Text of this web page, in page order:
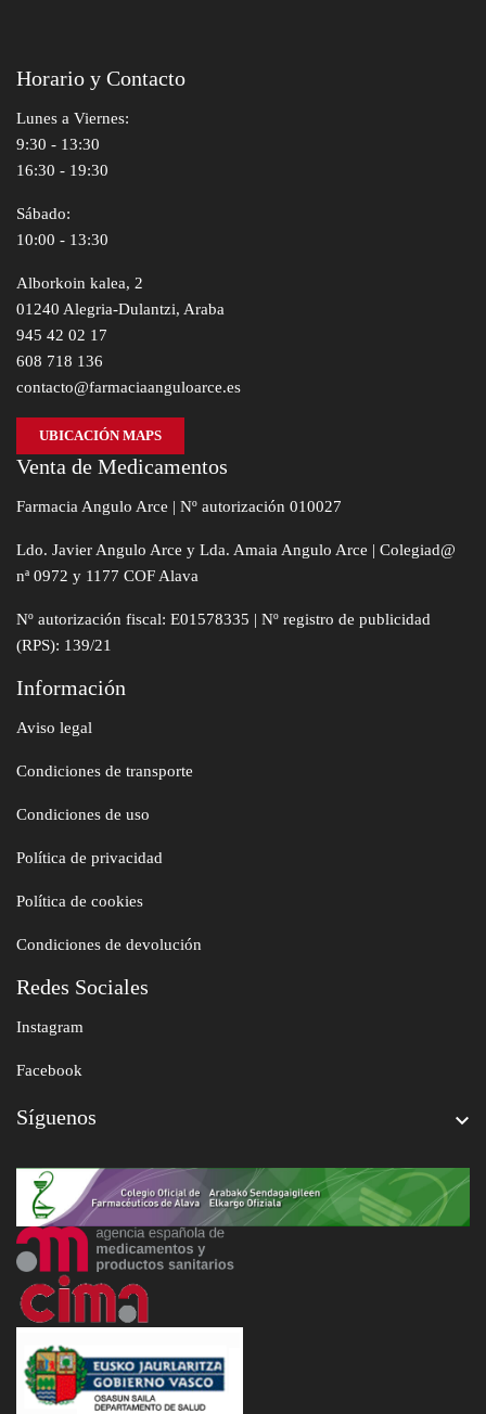
Horario y Contacto
Lunes a Viernes:
9:30 - 13:30
16:30 - 19:30
Sábado:
10:00 - 13:30
Alborkoin kalea, 2
01240 Alegria-Dulantzi, Araba
945 42 02 17
608 718 136
contacto@farmaciaanguloarce.es
UBICACIÓN MAPS
Venta de Medicamentos
Farmacia Angulo Arce | Nº autorización 010027
Ldo. Javier Angulo Arce y Lda. Amaia Angulo Arce | Colegiad@
nª 0972 y 1177 COF Alava
Nº autorización fiscal: E01578335 | Nº registro de publicidad
(RPS): 139/21
Información
Aviso legal
Condiciones de transporte
Condiciones de uso
Política de privacidad
Política de cookies
Condiciones de devolución
Redes Sociales
Instagram
Facebook
Síguenos 